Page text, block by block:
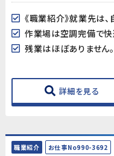
詳細を見る
職業紹介 お仕事No990-3692